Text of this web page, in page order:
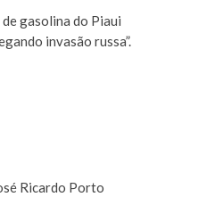
gasolina do Piaui
invasão russa”.
Ricardo Porto